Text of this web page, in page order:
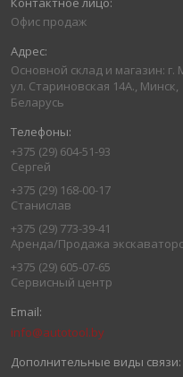
Офис продаж
Основной склад и магазин: г.
ул. Стариновская 14А., Минск,
Беларусь
+375 (29) 604-51-93
Сергей
+375 (29) 168-00-17
Станислав
+375 (29) 773-39-41
Аренда/Продажа
+375 (29) 605-07-65
Сервисный центр
info@autotool.by